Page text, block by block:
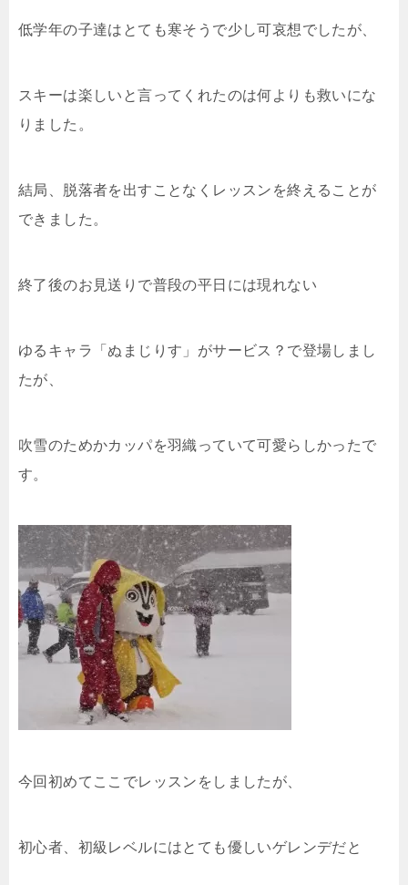
低学年の子達はとても寒そうで少し可哀想でしたが、
スキーは楽しいと言ってくれたのは何よりも救いにな
りました。
結局、脱落者を出すことなくレッスンを終えることが
できました。
終了後のお見送りで普段の平日には現れない
ゆるキャラ「ぬまじりす」がサービス？で登場しまし
たが、
吹雪のためかカッパを羽織っていて可愛らしかったで
す。
今回初めてここでレッスンをしましたが、
初心者、初級レベルにはとても優しいゲレンデだと